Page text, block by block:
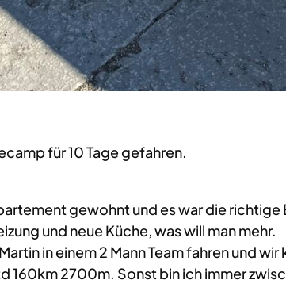
für 10 Tage gefahren.
gewohnt und es war die
und neue Küche, was will man mehr.
in einem 2 Mann Team fahren und
160km 2700m. Sonst bin ich immer